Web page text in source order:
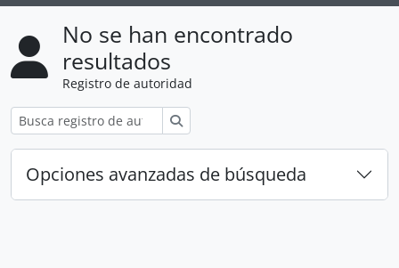
No se han encontrado
resultados
Registro de autoridad
Opciones avanzadas de búsqueda